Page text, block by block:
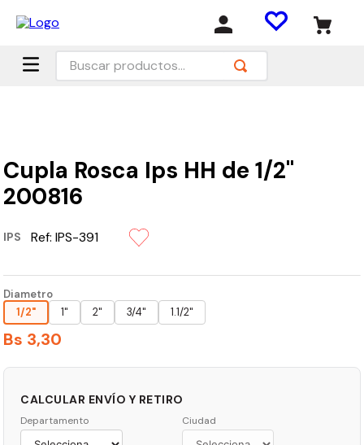
Buscar productos...
Cupla Rosca Ips HH de 1/2"
200816
IPS Ref:IPS-391
Diametro
1/2"
1" 2" 3/4" 1.1/2"
Bs 3,30
CALCULAR ENVÍO Y RETIRO
Departamento Ciudad